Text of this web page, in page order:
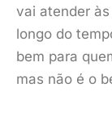
vai atender
longo do
bem para
mas não é o